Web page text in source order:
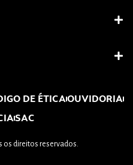
DE ÉTICAOUVIDORIA
SAC
os direitos reservados.